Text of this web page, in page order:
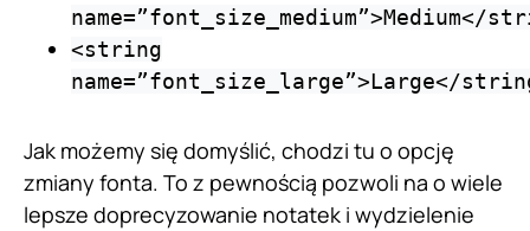
name=”font_size_medium”>Medium</
<string
name=”font_size_large”>Large</
Jak możemy się domyślić, chodzi tu o opcję
zmiany fonta. To z pewnością pozwoli na o wiele
lepsze doprecyzowanie notatek i wydzielenie